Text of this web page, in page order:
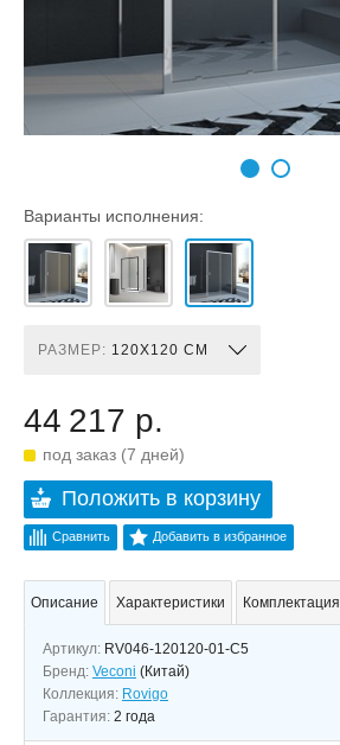
Варианты исполнения:
РАЗМЕР: 120X120 СМ
44 217 р.
под заказ (7 дней)
Положить в корзину
Сравнить Добавить в избранное
Описание Характеристики Комплектация
Артикул: RV046-120120-01-C5
Бренд: Veconi (Китай)
Коллекция: Rovigo
Гарантия: 2 года